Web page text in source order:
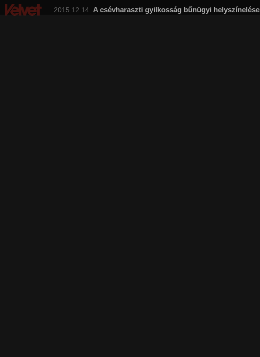
A csévharaszti gyilkosság bűnügyi helyszínelése
2015.12.14.